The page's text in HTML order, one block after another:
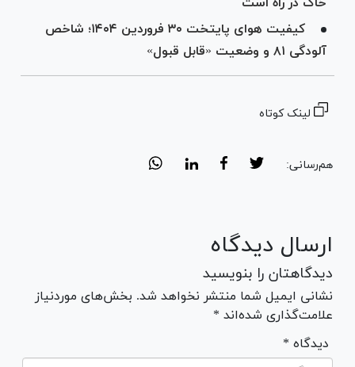
کیفیت هوای پایتخت ۳۰ فروردین ۱۴۰۴؛ شاخص
آلودگی ۸۱ و وضعیت «قابل قبول»
لینک کوتاه
هم‌رسانی:
ارسال دیدگاه
دیدگاهتان را بنویسید
نشانی ایمیل شما منتشر نخواهد شد. بخش‌های موردنیاز
علامت‌گذاری شده‌اند *
* دیدگاه